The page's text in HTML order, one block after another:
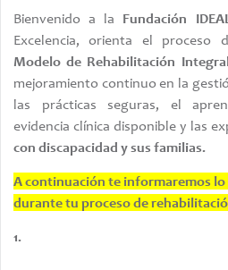
Correo Electrónico
Ciudad
Celular
Bienvenido a la Fundación IDEAL
Excelencia, orienta el proceso
Modelo de Rehabilitación
mejoramiento continuo en la
las prácticas seguras, el
evidencia clínica disponible y las
con discapacidad y sus familias.
A continuación te informaremos lo
durante tu proceso de
1.